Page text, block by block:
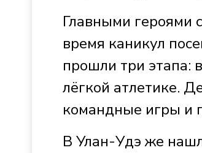
Главными героями
время каникул
прошли три этапа:
лёгкой атлетике.
командные игры и
В Улан-Удэ же